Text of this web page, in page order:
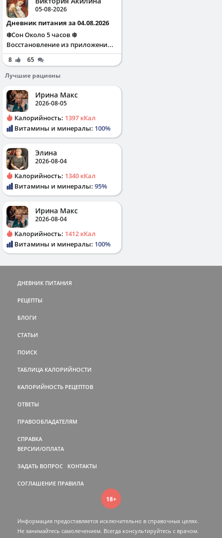
05-08-2026
Дневник питания за 04.08.2026
❄️Сон Около 5 часов ❄️
Восстановление из приложени...
8
65
Лучшие рационы
Ирина Макс
2026-08-05
Калорийность: 1397 кКал
Витамины и минералы: 100%
Элина
2026-08-04
Калорийность: 1340 кКал
Витамины и минералы: 95%
Ирина Макс
2026-08-04
Калорийность: 1412 кКал
Витамины и минералы: 100%
ДНЕВНИК ПИТАНИЯ
РЕЦЕПТЫ
БЛОГИ
СТАТЬИ
ПОИСК
ТАБЛИЦА КАЛОРИЙНОСТИ
КАЛОРИЙНОСТЬ РЕЦЕПТОВ
ОТВЕТЫ
ПРАВООБЛАДАТЕЛЯМ
СПРАВКА
ВЕРСИИ/ОПЛАТА
ЗАДАТЬ ВОПРОС КОНТАКТЫ
СОГЛАШЕНИЕ ПРАВИЛА
18+
Информация предоставляется исключительно в справочных целях.
Не занимайтесь самолечением. Всегда консультируйтесь c врачом.